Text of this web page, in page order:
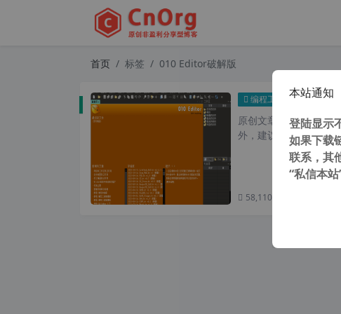
首页 标签 010 Editor破解版
编程工具 独家汉化
原创文章，转载请注
外，建议避开晚上的访
58,110 次浏览
本站通知
登陆显示
如果下载
联系，其
“私信本